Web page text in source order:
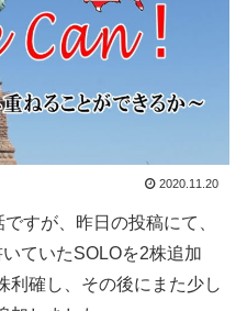
2020.11.20
すが、昨日の投稿にて、
ていたSOLOを2株追加
利確し、その後にまた少し